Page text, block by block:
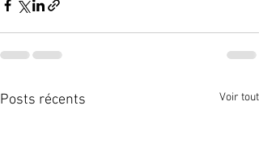
Posts récents Voir tout